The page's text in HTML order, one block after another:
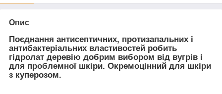
Опис
Поєднання антисептичних, протизапальних і
антибактеріальних властивостей робить
гідролат деревію добрим вибором від вугрів і
для проблемної шкіри. Окремоцінний для шкіри
з куперозом.